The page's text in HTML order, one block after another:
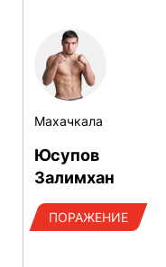
Махачкала
Юсупов
Залимхан
ПОРАЖЕНИЕ